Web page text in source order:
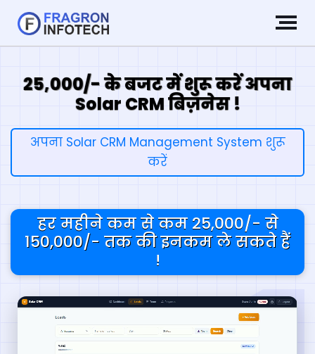
25,000/- के बजट में शुरू करें अपना
Solar CRM बिज़नेस !
अपना Solar CRM Management System शुरू
करें
हर महीने कम से कम 25,000/- से
150,000/- तक की इनकम ले सकते हैं
!